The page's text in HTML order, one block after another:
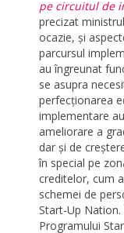
pe circuitul de
precizat
ocazie, și
parcursul
au îngreunat
se asupra
perfecționarea
implementare
ameliorare a
dar și de
în special pe
creditelor, cum
schemei de
Start-Up Nation.
Programului